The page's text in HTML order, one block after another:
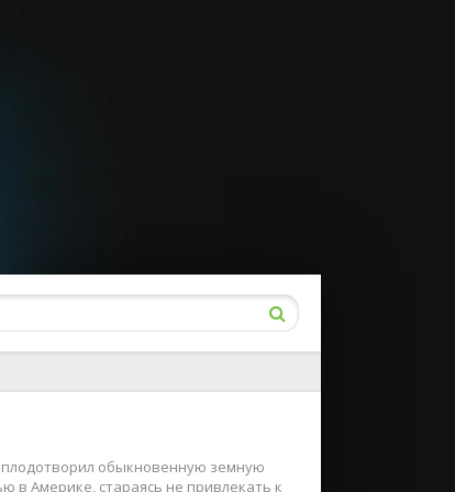
обыкновенную земную
Америке, стараясь не привлекать к